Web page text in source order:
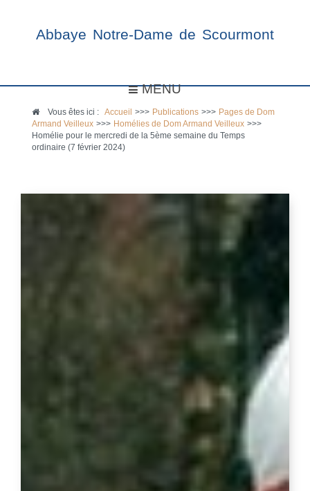
Abbaye Notre-Dame de Scourmont
MENU
Vous êtes ici :Accueil >>> Publications >>> Pages de Dom
Armand Veilleux >>> Homélies de Dom Armand Veilleux >>>
Homélie pour le mercredi de la 5ème semaine du Temps
ordinaire (7 février 2024)